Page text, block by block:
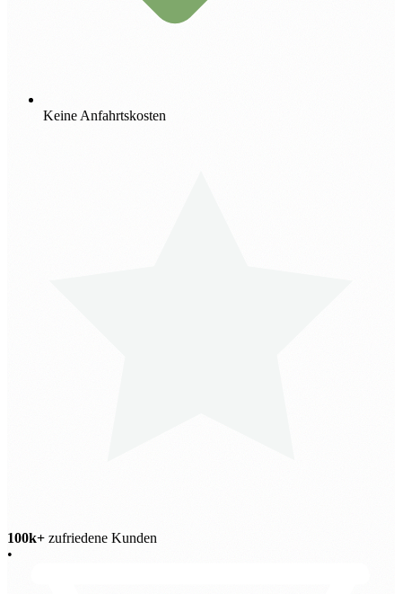
Keine Anfahrtskosten
100k+ zufriedene Kunden
•